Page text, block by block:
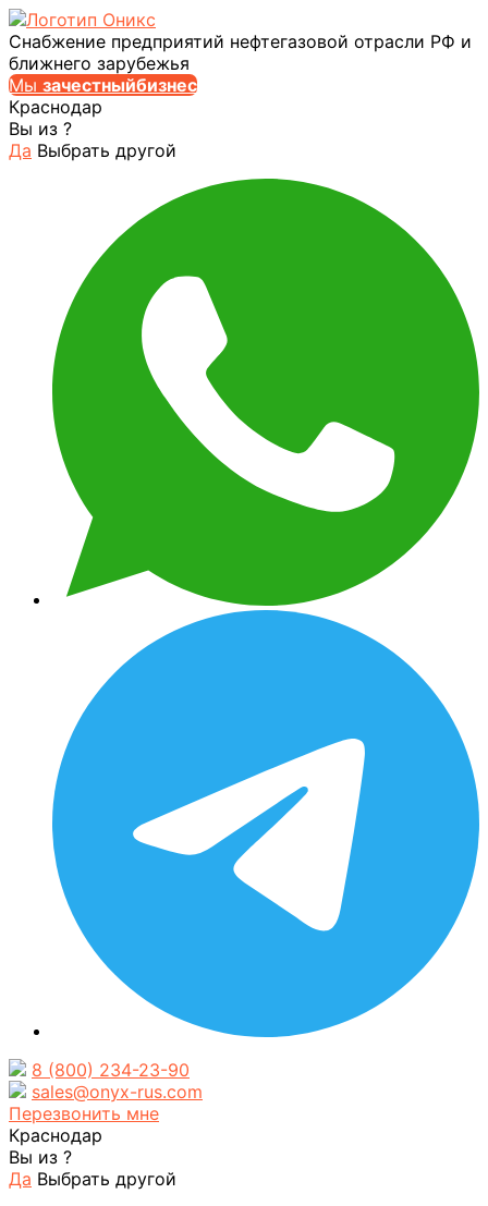
Снабжение предприятий нефтегазовой отрасли РФ и
ближнего зарубежья
Мы зачестныйбизнес
Краснодар
Вы из ?
Да Выбрать другой
8 (800) 234-23-90
sales@onyx-rus.com
Перезвонить мне
Краснодар
Вы из ?
Да Выбрать другой